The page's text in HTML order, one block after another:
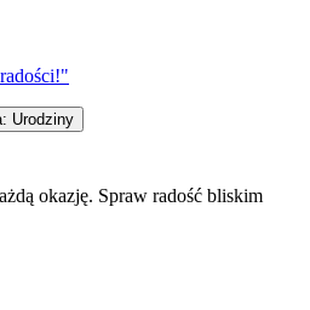
"
Urodziny
okazję. Spraw radość bliskim